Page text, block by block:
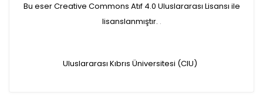
makaleler için yazarlara
Bu eser Creative Commons Atıf 4.0 Uluslararası Lisansı ile
lisanslanmıştır. .
Uluslararası Kıbrıs Üniversitesi (CIU)